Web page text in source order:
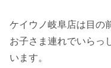
ケイウノ岐阜店は目の
お子さま連れでいらっ
います。